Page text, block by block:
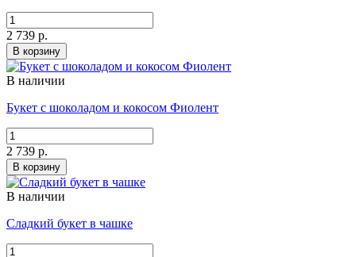
2 739 р.
В корзину
В наличии
Букет с шоколадом и кокосом Фиолент
2 739 р.
В корзину
В наличии
Сладкий букет в чашке